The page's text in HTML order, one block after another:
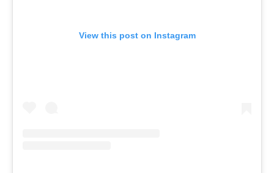
View this post on Instagram